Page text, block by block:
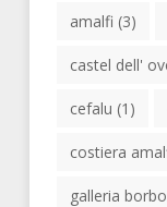
amalfi (3)
castel dell'
cefalu (1)
costiera
galleria